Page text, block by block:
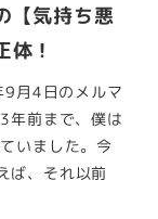
【気持ち悪
体！
9月4日のメルマ
年前まで、僕は
いました。今
ば、それ以前